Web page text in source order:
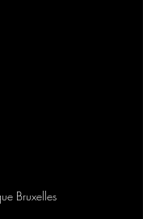
Bruxelles